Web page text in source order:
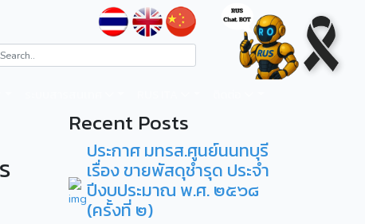
Recent Posts
ประกาศ มทรส.ศูนย์นนทบุรี
เรื่อง ขายพัสดุชำรุด ประจำ
ปีงบประมาณ พ.ศ. ๒๕๖๘
(ครั้งที่ ๒)